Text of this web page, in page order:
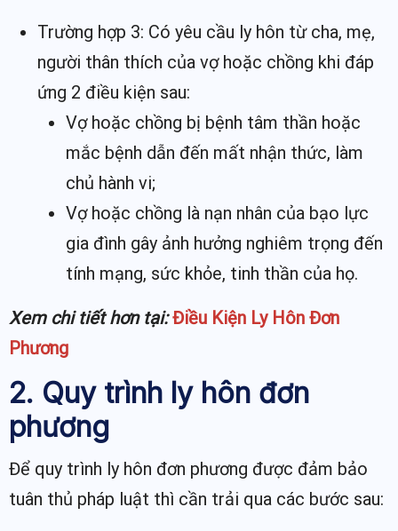
Trường hợp 3: Có yêu cầu ly hôn từ cha, mẹ,
người thân thích của vợ hoặc chồng khi đáp
ứng 2 điều kiện sau:
Vợ hoặc chồng bị bệnh tâm thần hoặc
mắc bệnh dẫn đến mất nhận thức, làm
chủ hành vi;
Vợ hoặc chồng là nạn nhân của bạo lực
gia đình gây ảnh hưởng nghiêm trọng đến
tính mạng, sức khỏe, tinh thần của họ.
Xem chi tiết hơn tại: Điều Kiện Ly Hôn Đơn
Phương
2. Quy trình ly hôn đơn
phương
Để quy trình ly hôn đơn phương được đảm bảo
tuân thủ pháp luật thì cần trải qua các bước sau: